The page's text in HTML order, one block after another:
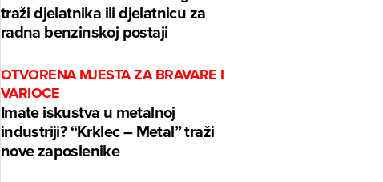
traži djelatnika ili djelatnicu za
radna benzinskoj postaji
OTVORENA MJESTA ZA BRAVARE I
VARIOCE
Imate iskustva u metalnoj
industriji? “Krklec – Metal” traži
nove zaposlenike